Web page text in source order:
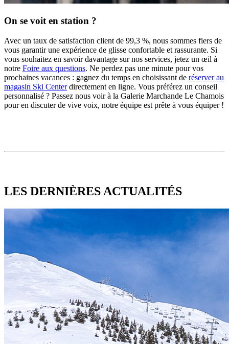
On se voit en station ?
Avec un taux de satisfaction client de 99,3 %, nous sommes fiers de
vous garantir une expérience de glisse confortable et rassurante. Si
vous souhaitez en savoir davantage sur nos services, jetez un œil à
notre Foire aux questions. Ne perdez pas une minute pour vos
prochaines vacances : gagnez du temps en choisissant de réserver au
magasin Ski Centerdirectement en ligne. Vous préférez un conseil
personnalisé ? Passez nous voir à la Galerie Marchande Le Chamois
pour en discuter de vive voix, notre équipe est prête à vous équiper !
LES DERNIÈRES ACTUALITÉS